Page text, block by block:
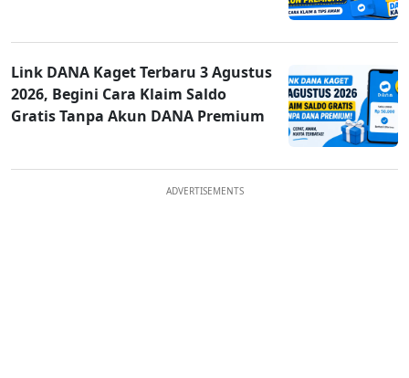
Link DANA Kaget Terbaru 3 Agustus
2026, Begini Cara Klaim Saldo
Gratis Tanpa Akun DANA Premium
ADVERTISEMENTS